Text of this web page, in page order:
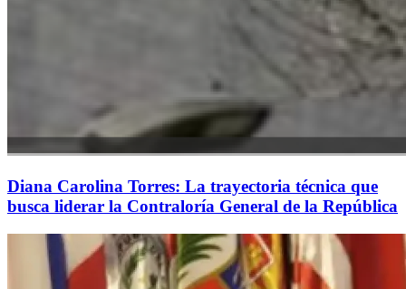
Diana Carolina Torres: La trayectoria técnica que
busca liderar la Contraloría General de la República